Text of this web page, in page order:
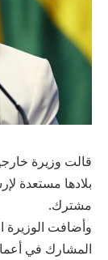
قالت وزيرة
بلادها مستعدة
مشترك⁣.
وأضافت الوزيرة
المشارك في